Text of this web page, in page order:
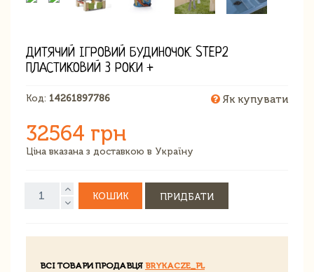
ДИТЯЧИЙ ІГРОВИЙ БУДИНОЧОК STEP2
ПЛАСТИКОВИЙ 3 РОКИ +
Код: 14261897786 Як купувати
32564 грн
Ціна вказана з доставкою в Україну
КОШИК ПРИДБАТИ
ВСІ ТОВАРИ ПРОДАВЦЯ BRYKACZE_PL